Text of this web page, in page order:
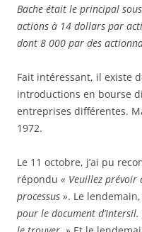
Bache était le principal
actions à 14 dollars par
dont 8 000 par des
Fait intéressant, il existe
introductions en bourse
entreprises différentes.
1972.
Le 11 octobre, j’ai pu
répondu « Veuillez prévoir
processus ». Le lendemain,
pour le document